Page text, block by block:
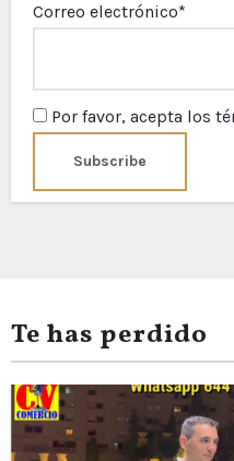
Correo electrónico*
Por favor, acepta los
Te has perdido